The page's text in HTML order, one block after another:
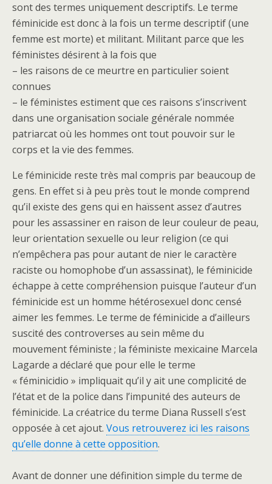
sont des termes uniquement descriptifs. Le terme
féminicide est donc à la fois un terme descriptif (une
femme est morte) et militant. Militant parce que les
féministes désirent à la fois que
– les raisons de ce meurtre en particulier soient
connues
– le féministes estiment que ces raisons s’inscrivent
dans une organisation sociale générale nommée
patriarcat où les hommes ont tout pouvoir sur le
corps et la vie des femmes.
Le féminicide reste très mal compris par beaucoup de
gens. En effet si à peu près tout le monde comprend
qu’il existe des gens qui en haïssent assez d’autres
pour les assassiner en raison de leur couleur de peau,
leur orientation sexuelle ou leur religion (ce qui
n’empêchera pas pour autant de nier le caractère
raciste ou homophobe d’un assassinat), le féminicide
échappe à cette compréhension puisque l’auteur d’un
féminicide est un homme hétérosexuel donc censé
aimer les femmes. Le terme de féminicide a d’ailleurs
suscité des controverses au sein même du
mouvement féministe ; la féministe mexicaine Marcela
Lagarde a déclaré que pour elle le terme
« féminicidio » impliquait qu’il y ait une complicité de
l’état et de la police dans l’impunité des auteurs de
féminicide. La créatrice du terme Diana Russell s’est
opposée à cet ajout. Vous retrouverez ici les raisons
qu’elle donne à cette opposition.
Avant de donner une définition simple du terme de